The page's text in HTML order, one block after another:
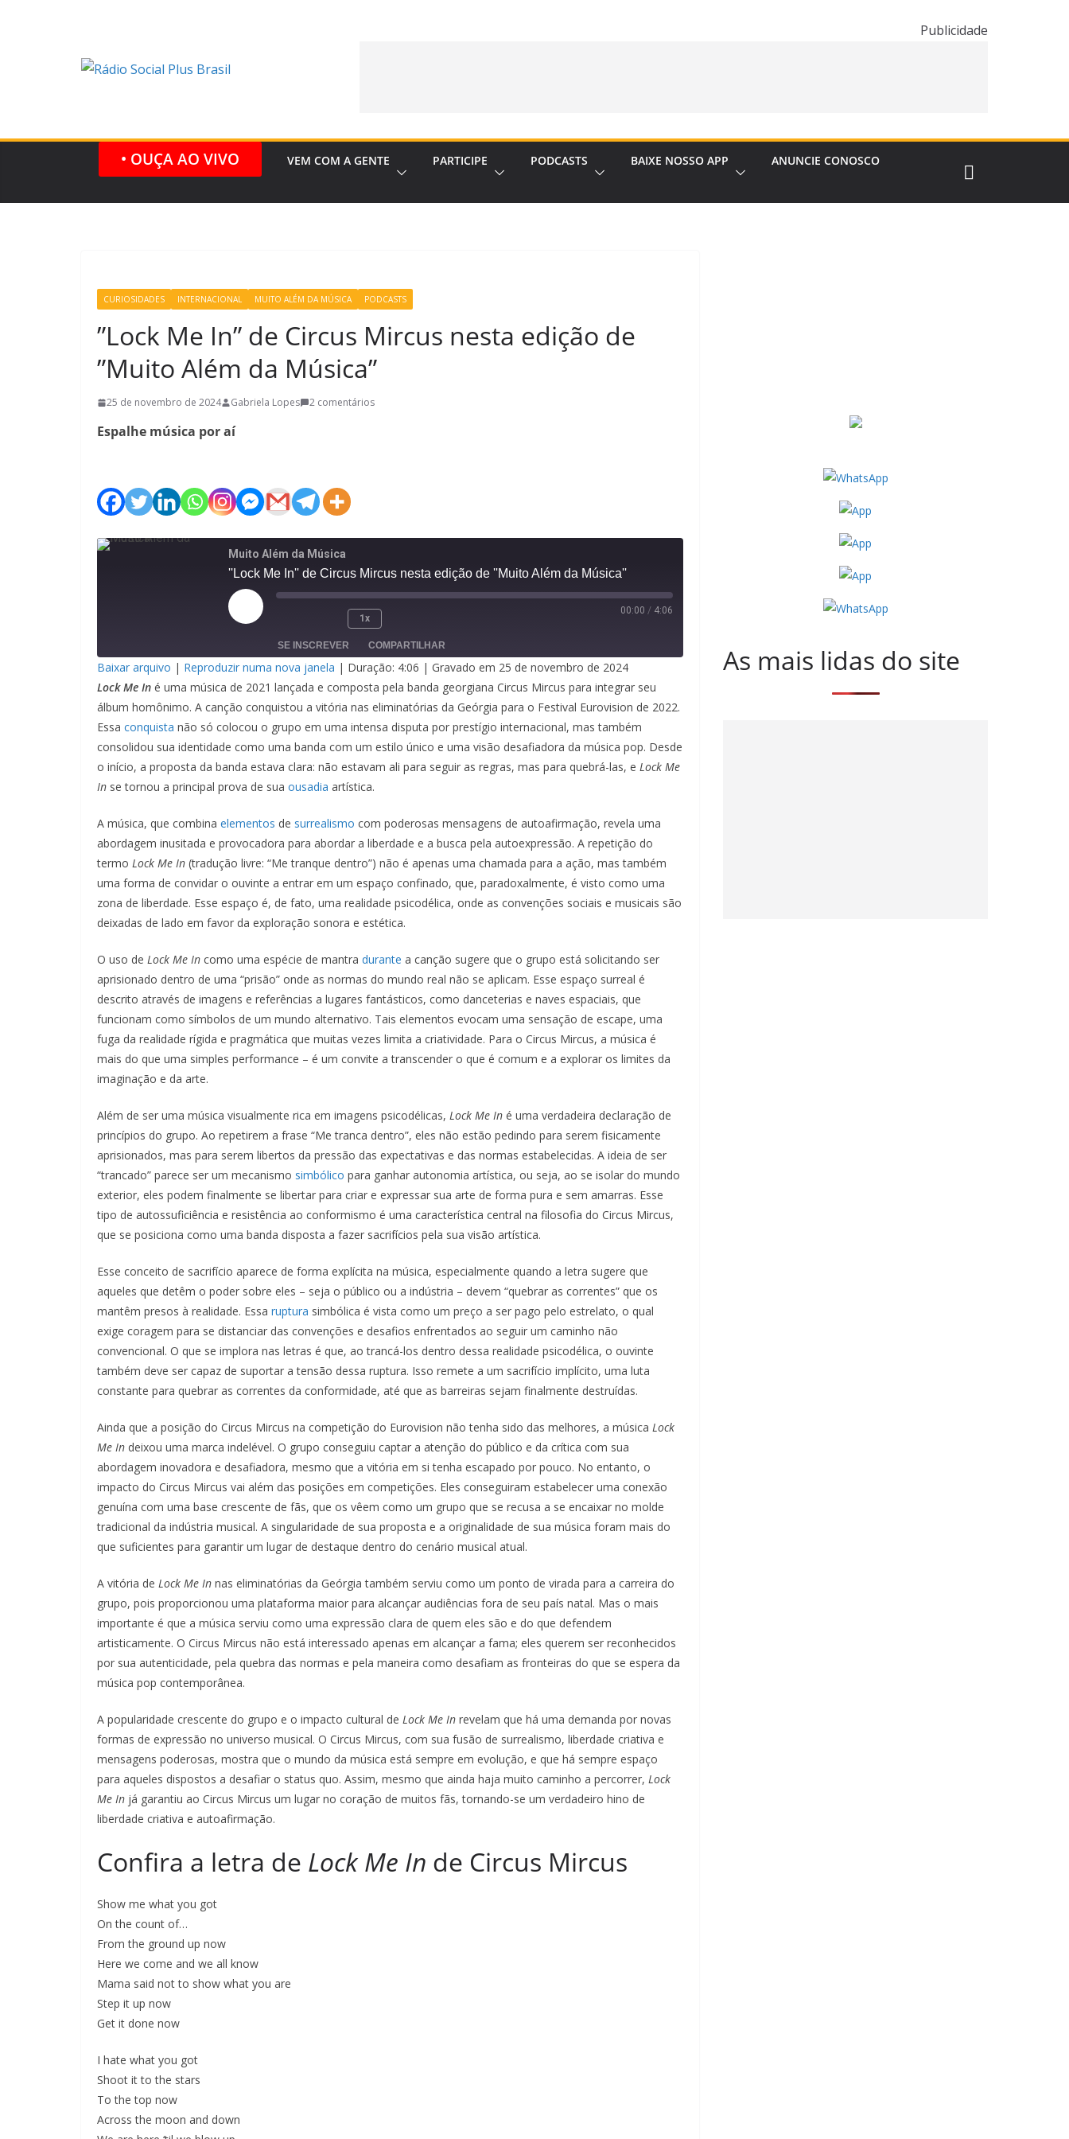
Publicidade
• OUÇA AO VIVO VEM COM A GENTE PARTICIPE PODCASTS BAIXE NOSSO APP ANUNCIE CONOSCO
CURIOSIDADES INTERNACIONAL MUITO ALÉM DA MÚSICA PODCASTS
”Lock Me In” de Circus Mircus nesta edição de
”Muito Além da Música”
25 de novembro de 2024 Gabriela Lopes 2 comentários
Espalhe música por aí
Muito Além da Música
''Lock Me In'' de Circus Mircus nesta edição de ''Muito Além da Música''
Reproduzir
episódio
1x
00:00 / 4:06
SE INSCREVER COMPARTILHAR
FEED RSS
COMPART
ILHAR
LINK
INCORPO
RAR
Baixar arquivo | Reproduzir numa nova janela | Duração: 4:06 | Gravado em 25 de novembro de 2024
Lock Me In é uma música de 2021 lançada e composta pela banda georgiana Circus Mircus para integrar seu
álbum homônimo. A canção conquistou a vitória nas eliminatórias da Geórgia para o Festival Eurovision de 2022.
Essa conquista não só colocou o grupo em uma intensa disputa por prestígio internacional, mas também
consolidou sua identidade como uma banda com um estilo único e uma visão desafiadora da música pop. Desde
o início, a proposta da banda estava clara: não estavam ali para seguir as regras, mas para quebrá-las, e Lock Me
In se tornou a principal prova de sua ousadia artística.
A música, que combina elementos de surrealismo com poderosas mensagens de autoafirmação, revela uma
abordagem inusitada e provocadora para abordar a liberdade e a busca pela autoexpressão. A repetição do
termo Lock Me In (tradução livre: “Me tranque dentro”) não é apenas uma chamada para a ação, mas também
uma forma de convidar o ouvinte a entrar em um espaço confinado, que, paradoxalmente, é visto como uma
zona de liberdade. Esse espaço é, de fato, uma realidade psicodélica, onde as convenções sociais e musicais são
deixadas de lado em favor da exploração sonora e estética.
O uso de Lock Me In como uma espécie de mantra durante a canção sugere que o grupo está solicitando ser
aprisionado dentro de uma “prisão” onde as normas do mundo real não se aplicam. Esse espaço surreal é
descrito através de imagens e referências a lugares fantásticos, como danceterias e naves espaciais, que
funcionam como símbolos de um mundo alternativo. Tais elementos evocam uma sensação de escape, uma
fuga da realidade rígida e pragmática que muitas vezes limita a criatividade. Para o Circus Mircus, a música é
mais do que uma simples performance – é um convite a transcender o que é comum e a explorar os limites da
imaginação e da arte.
Além de ser uma música visualmente rica em imagens psicodélicas, Lock Me In é uma verdadeira declaração de
princípios do grupo. Ao repetirem a frase “Me tranca dentro”, eles não estão pedindo para serem fisicamente
aprisionados, mas para serem libertos da pressão das expectativas e das normas estabelecidas. A ideia de ser
“trancado” parece ser um mecanismo simbólico para ganhar autonomia artística, ou seja, ao se isolar do mundo
exterior, eles podem finalmente se libertar para criar e expressar sua arte de forma pura e sem amarras. Esse
tipo de autossuficiência e resistência ao conformismo é uma característica central na filosofia do Circus Mircus,
que se posiciona como uma banda disposta a fazer sacrifícios pela sua visão artística.
Esse conceito de sacrifício aparece de forma explícita na música, especialmente quando a letra sugere que
aqueles que detêm o poder sobre eles – seja o público ou a indústria – devem “quebrar as correntes” que os
mantêm presos à realidade. Essa ruptura simbólica é vista como um preço a ser pago pelo estrelato, o qual
exige coragem para se distanciar das convenções e desafios enfrentados ao seguir um caminho não
convencional. O que se implora nas letras é que, ao trancá-los dentro dessa realidade psicodélica, o ouvinte
também deve ser capaz de suportar a tensão dessa ruptura. Isso remete a um sacrifício implícito, uma luta
constante para quebrar as correntes da conformidade, até que as barreiras sejam finalmente destruídas.
Ainda que a posição do Circus Mircus na competição do Eurovision não tenha sido das melhores, a música Lock
Me In deixou uma marca indelével. O grupo conseguiu captar a atenção do público e da crítica com sua
abordagem inovadora e desafiadora, mesmo que a vitória em si tenha escapado por pouco. No entanto, o
impacto do Circus Mircus vai além das posições em competições. Eles conseguiram estabelecer uma conexão
genuína com uma base crescente de fãs, que os vêem como um grupo que se recusa a se encaixar no molde
tradicional da indústria musical. A singularidade de sua proposta e a originalidade de sua música foram mais do
que suficientes para garantir um lugar de destaque dentro do cenário musical atual.
A vitória de Lock Me In nas eliminatórias da Geórgia também serviu como um ponto de virada para a carreira do
grupo, pois proporcionou uma plataforma maior para alcançar audiências fora de seu país natal. Mas o mais
importante é que a música serviu como uma expressão clara de quem eles são e do que defendem
artisticamente. O Circus Mircus não está interessado apenas em alcançar a fama; eles querem ser reconhecidos
por sua autenticidade, pela quebra das normas e pela maneira como desafiam as fronteiras do que se espera da
música pop contemporânea.
A popularidade crescente do grupo e o impacto cultural de Lock Me In revelam que há uma demanda por novas
formas de expressão no universo musical. O Circus Mircus, com sua fusão de surrealismo, liberdade criativa e
mensagens poderosas, mostra que o mundo da música está sempre em evolução, e que há sempre espaço
para aqueles dispostos a desafiar o status quo. Assim, mesmo que ainda haja muito caminho a percorrer, Lock
Me In já garantiu ao Circus Mircus um lugar no coração de muitos fãs, tornando-se um verdadeiro hino de
liberdade criativa e autoafirmação.
Confira a letra de Lock Me In de Circus Mircus
Show me what you got
On the count of…
From the ground up now
Here we come and we all know
Mama said not to show what you are
Step it up now
Get it done now
I hate what you got
Shoot it to the stars
To the top now
Across the moon and down
As mais lidas do site